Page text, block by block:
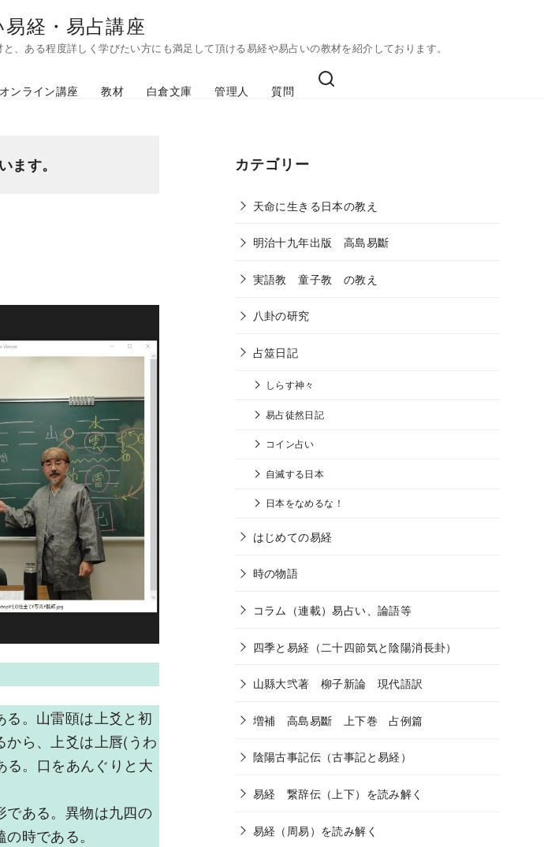
経・易占講座
ある程度詳しく学びたい方にも満足して頂ける易経や易占いの教材を紹介しております。
オンライン講座 教材 白倉文庫 管理人 質問
ます。
。山雷頤は上爻と初
ら、上爻は上唇(うわ
る。口をあんぐりと大
ある。異物は九四の
時である。
カテゴリー
天命に生きる日本の教え
明治十九年出版 高島易斷
実語教 童子教 の教え
八卦の研究
占筮日記
しらす神々
易占徒然日記
コイン占い
自滅する日本
日本をなめるな！
はじめての易経
時の物語
コラム（連載）易占い、論語等
四季と易経（二十四節気と陰陽消長卦）
山縣大弐著 柳子新論 現代語訳
増補 高島易斷 上下巻 占例篇
陰陽古事記伝（古事記と易経）
易経 繋辞伝（上下）を読み解く
易経（周易）を読み解く